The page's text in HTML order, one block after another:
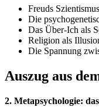
Freuds
Die
Das Über-Ich als
Religion als
Die Spannung
Auszug aus
2. Metapsychologie: